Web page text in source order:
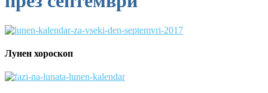
Лунен хороскоп